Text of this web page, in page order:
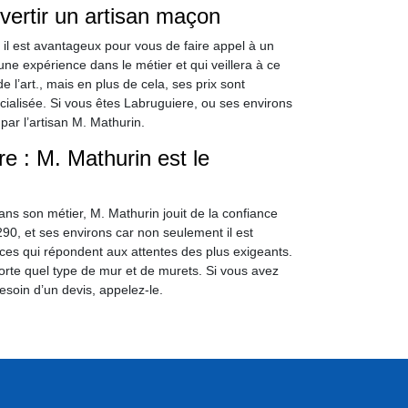
un artisan maçon
est avantageux pour vous de faire appel à un
expérience dans le métier et qui veillera à ce
l’art., mais en plus de cela, ses prix sont
Si vous êtes Labruguiere, ou ses environs
l’artisan M. Mathurin.
: M. Mathurin est le
son métier, M. Mathurin jouit de la confiance
et ses environs car non seulement il est
qui répondent aux attentes des plus exigeants.
quel type de mur et de murets. Si vous avez
d’un devis, appelez-le.